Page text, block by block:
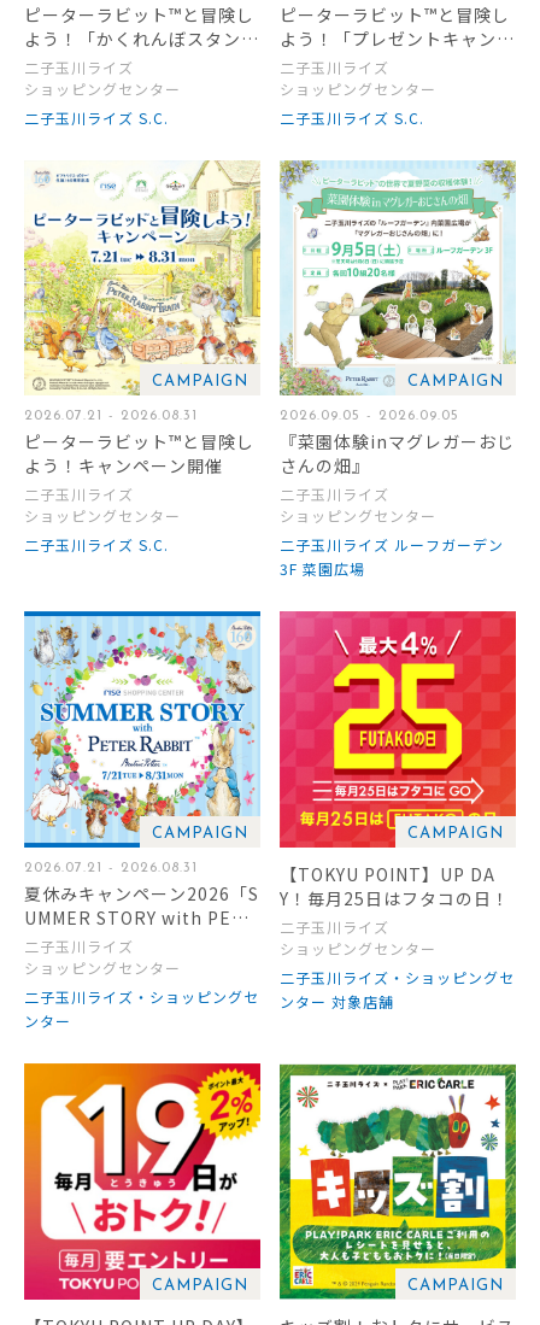
ピーターラビット™と冒険し
よう！「かくれんぼスタンプ
ラリー」開催
二子玉川ライズ
ショッピングセンター
二子玉川ライズ S.C.
ピーターラビット™と冒険し
よう！「プレゼントキャンペ
ーン」開催
二子玉川ライズ
ショッピングセンター
二子玉川ライズ S.C.
CAMPAIGN
2026.07.21 - 2026.08.31
ピーターラビット™と冒険し
よう！キャンペーン開催
二子玉川ライズ
ショッピングセンター
二子玉川ライズ S.C.
CAMPAIGN
2026.09.05 - 2026.09.05
『菜園体験inマグレガーおじ
さんの畑』
二子玉川ライズ
ショッピングセンター
二子玉川ライズ ルーフガーデン
3F 菜園広場
CAMPAIGN
2026.07.21 - 2026.08.31
夏休みキャンペーン2026「S
UMMER STORY with PETE
R RABBIT」
二子玉川ライズ
ショッピングセンター
二子玉川ライズ・ショッピングセ
ンター
CAMPAIGN
【TOKYU POINT】UP DA
Y！毎月25日はフタコの日！
二子玉川ライズ
ショッピングセンター
二子玉川ライズ・ショッピングセ
ンター 対象店舗
CAMPAIGN CAMPAIGN